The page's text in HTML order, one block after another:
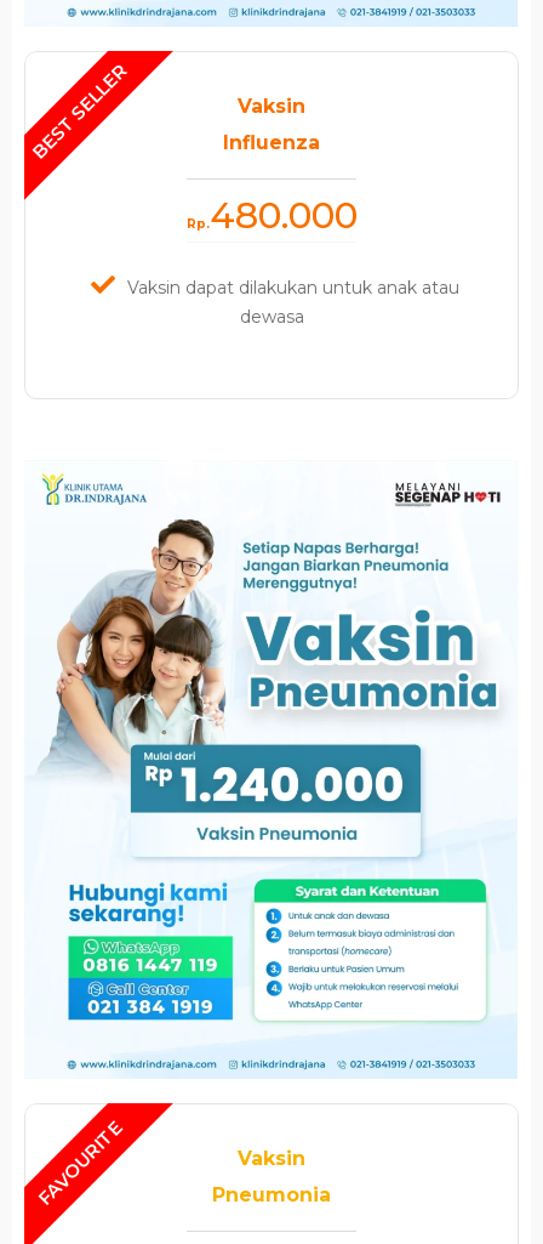
Vaksin
Influenza
Rp.480.000
Vaksin dapat dilakukan untuk anak atau
dewasa
Vaksin
Pneumonia